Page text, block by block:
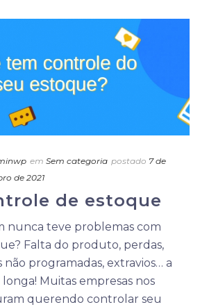
em Sem categoria postado 7 de
de 2021
de estoque
nunca teve problemas com
Falta do produto, perdas,
não programadas, extravios… a
longa! Muitas empresas nos
querendo controlar seu